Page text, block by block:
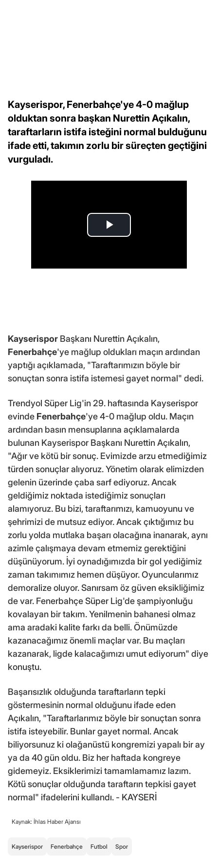
Kayserispor, Fenerbahçe'ye 4-0 mağlup
olduktan sonra başkan Nurettin Açıkalın,
taraftarların istifa isteğini normal bulduğunu
ifade etti, takımın zorlu bir süreçten geçtiğini
vurguladı.
Kayserispor Başkanı Nurettin Açıkalın,
Fenerbahçe'ye mağlup oldukları maçın ardından
yaptığı açıklamada, "Taraftarımızın böyle bir
sonuçtan sonra istifa istemesi gayet normal" dedi.
Trendyol Süper Lig'in 29. haftasında Kayserispor
evinde Fenerbahçe'ye 4-0 mağlup oldu. Maçın
ardından basın mensuplarına açıklamalarda
bulunan Kayserispor Başkanı Nurettin Açıkalın,
"Ağır ve kötü bir sonuç. Evimizde arzu etmediğimiz
türden sonuçlar alıyoruz. Yönetim olarak elimizden
gelenin üzerinde çaba sarf ediyoruz. Ancak
geldiğimiz noktada istediğimiz sonuçları
alamıyoruz. Bu bizi, taraftarımızı, kamuoyunu ve
şehrimizi de mutsuz ediyor. Ancak çıktığımız bu
zorlu yolda mutlaka başarı olacağına inanarak, aynı
azimle çalışmaya devam etmemiz gerektiğini
düşünüyorum. İyi oynadığımızda bir gol yediğimiz
zaman takımımız hemen düşüyor. Oyuncularımız
demoralize oluyor. Sanırsam öz güven eksikliğimiz
de var. Fenerbahçe Süper Lig'de şampiyonluğu
kovalayan bir takım. Yenilmenin bahanesi olmaz
ama aradaki kalite farkı da belli. Önümüzde
kazanacağımız önemli maçlar var. Bu maçları
kazanarak, ligde kalacağımızı umut ediyorum" diye
konuştu.
Başarısızlık olduğunda taraftarların tepki
göstermesinin normal olduğunu ifade eden
Açıkalın, "Taraftarlarımız böyle bir sonuçtan sonra
istifa isteyebilir. Bunlar gayet normal. Ancak
biliyorsunuz ki olağanüstü kongremizi yapalı bir ay
ya da 40 gün oldu. Biz her haftada kongreye
gidemeyiz. Eksiklerimizi tamamlamamız lazım.
Kötü sonuçlar olduğunda taraftarın tepkisi gayet
normal" ifadelerini kullandı. - KAYSERİ
Kaynak: İhlas Haber Ajansı
Kayserispor Fenerbahçe Futbol Spor